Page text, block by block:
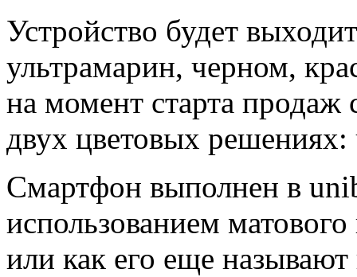
Устройство будет
ультрамарин, черном,
на момент старта
двух цветовых
Смартфон выполнен в
использованием
или как его еще